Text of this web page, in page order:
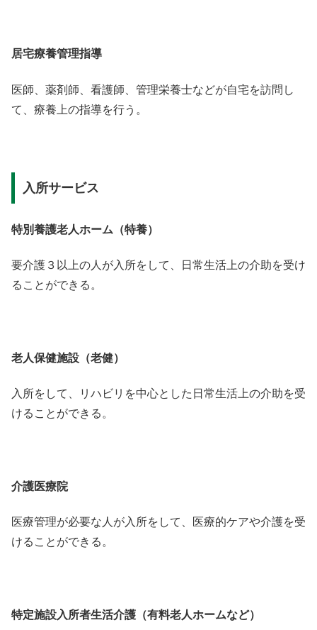
居宅療養管理指導
医師、薬剤師、看護師、管理栄養士などが自宅を訪問し
て、療養上の指導を行う。
入所サービス
特別養護老人ホーム（特養）
要介護３以上の人が入所をして、日常生活上の介助を受け
ることができる。
老人保健施設（老健）
入所をして、リハビリを中心とした日常生活上の介助を受
けることができる。
介護医療院
医療管理が必要な人が入所をして、医療的ケアや介護を受
けることができる。
特定施設入所者生活介護（有料老人ホームなど）